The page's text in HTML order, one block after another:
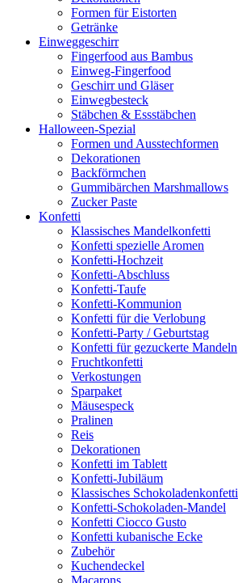
Formen für Eistorten
Getränke
Einweggeschirr
Fingerfood aus Bambus
Einweg-Fingerfood
Geschirr und Gläser
Einwegbesteck
Stäbchen & Essstäbchen
Halloween-Spezial
Formen und Ausstechformen
Dekorationen
Backförmchen
Gummibärchen Marshmallows
Zucker Paste
Konfetti
Klassisches Mandelkonfetti
Konfetti spezielle Aromen
Konfetti-Hochzeit
Konfetti-Abschluss
Konfetti-Taufe
Konfetti-Kommunion
Konfetti für die Verlobung
Konfetti-Party / Geburtstag
Konfetti für gezuckerte Mandeln
Fruchtkonfetti
Verkostungen
Sparpaket
Mäusespeck
Pralinen
Reis
Dekorationen
Konfetti im Tablett
Konfetti-Jubiläum
Klassisches Schokoladenkonfetti
Konfetti-Schokoladen-Mandel
Konfetti Ciocco Gusto
Konfetti kubanische Ecke
Zubehör
Kuchendeckel
Macarons